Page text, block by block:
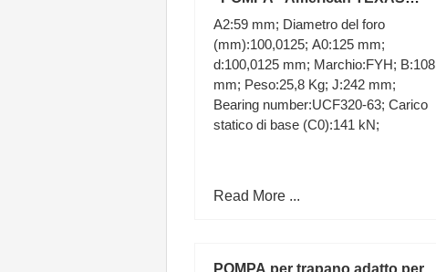
dipinto ad olio
A2:59 mm; Diametro del foro
(mm):100,0125; A0:125 mm;
d:100,0125 mm; Marchio:FYH; B:108
mm; Peso:25,8 Kg; J:242 mm;
Bearing number:UCF320-63; Carico
statico di base (C0):141 kN;
Read More ...
POMPA per trapano adatto per